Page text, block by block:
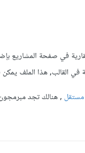
في القالب, هذا الملف
مستقل , هنالك تجد